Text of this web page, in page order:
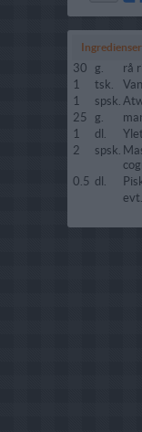
Ingredienser
30 g.
rå
1
tsk.
1
spsk.
25
g.
1
dl.
2
spsk.
0.5 dl.